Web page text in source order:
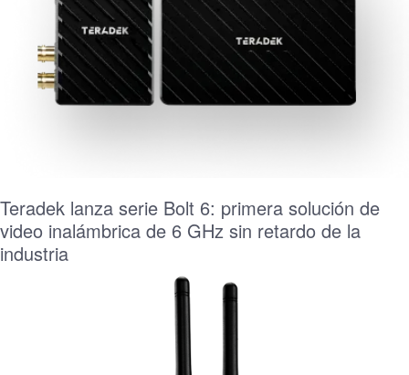
Teradek lanza serie Bolt 6: primera solución de
video inalámbrica de 6 GHz sin retardo de la
industria